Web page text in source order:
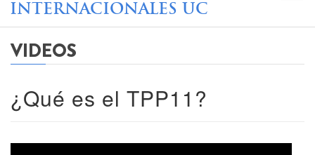
INTERNACIONALES UC
VIDEOS
¿Qué es el TPP11?